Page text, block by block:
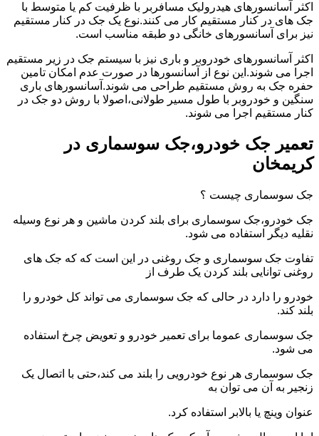
اکثر آسانسورهای هیدرولیک مسافربر با ظرفیت کم یا متوسط با
جک های در کنار مستقیم کار می کنند.نوع یک جک در کنار مستقیم
نیز برای آسانسورهای خانگی دو طبقه مناسب است.
اکثر آسانسورهای خودروبر و باری نیز با سیستم جک در زیر مستقیم
اجرا می شوند.این نوع از آسانسورها در صورت عدم امکان تامین
حفره جک به روش مستقیم طراحی می شوند.آسانسورهای باری
سنگین و خودروبر با طول مسیر طولانی،اصولا با روش دو جک در
کنار مستقیم اجرا می شوند.
تعمیر جک خودرو،جک سوسماری در
کریمخان
جک سوسماری چیست ؟
جک خودرو،جک سوسماری برای بلند کردن ماشین و هر نوع وسیله
نقلیه دیگر استفاده می شود.
تفاوت جک سوسماری و جک روغنی در این است که که جک های
روغنی توانایی بلند کردن یک طرف از
خودرو را دارد در حالی که جک سوسماری می تواند کل خودرو را
بلند کند.
جک سوسماری عموما برای تعمیر خودرو و تعویض چرخ استفاده
می شود.
جک سوسماری هر نوع خودرویی را بلند می کند،حتی با اتصال یک
زنجیر به آن می توان به
عنوان وینچ یا بالابر استفاده کرد.